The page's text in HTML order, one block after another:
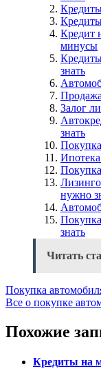
Кредит
минусы
знать
Залог
знать
нужно
знать
Читать
Навигация
по
записям
Покупка
Все о покупке
Похожие
Кредиты на